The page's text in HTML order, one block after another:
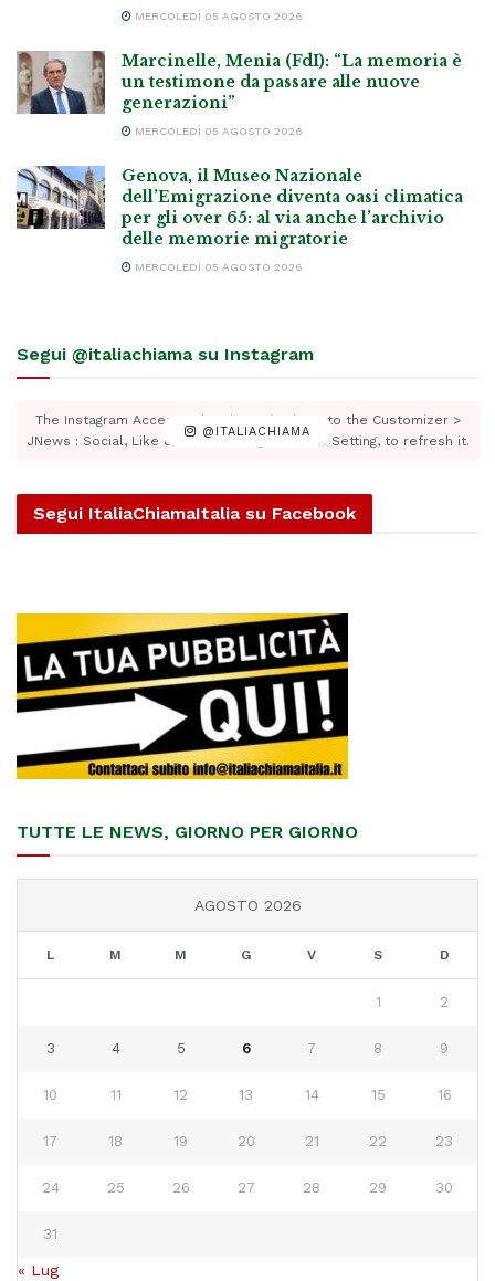
MERCOLEDÌ 05 AGOSTO 2026
Marcinelle, Menia (FdI): “La memoria è
un testimone da passare alle nuove
generazioni”
MERCOLEDÌ 05 AGOSTO 2026
Genova, il Museo Nazionale
dell’Emigrazione diventa oasi climatica
per gli over 65: al via anche l’archivio
delle memorie migratorie
MERCOLEDÌ 05 AGOSTO 2026
Segui @italiachiama su Instagram
@ITALIACHIAMA
The Instagram Access Token is expired, Go to the Customizer >
JNews : Social, Like & View > Instagram Feed Setting, to refresh it.
Segui ItaliaChiamaItalia su Facebook
TUTTE LE NEWS, GIORNO PER GIORNO
AGOSTO 2026
L M M G V S D
1 2
3 4 5 6 7 8 9
10 11 12 13 14 15 16
17 18 19 20 21 22 23
24 25 26 27 28 29 30
31
« Lug